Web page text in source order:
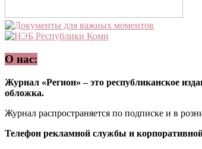
О нас:
Журнал «Регион» – это республиканское
обложка.
Журнал распространяется по подписке и в
Телефон рекламной службы и